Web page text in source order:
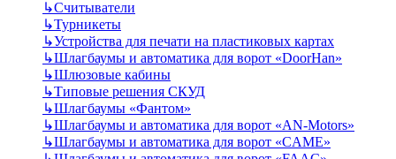
↳Считыватели
↳Турникеты
↳Устройства для печати на пластиковых картах
↳Шлагбаумы и автоматика для ворот «DoorHan»
↳Шлюзовые кабины
↳Типовые решения СКУД
↳Шлагбаумы «Фантом»
↳Шлагбаумы и автоматика для ворот «AN-Motors»
↳Шлагбаумы и автоматика для ворот «CAME»